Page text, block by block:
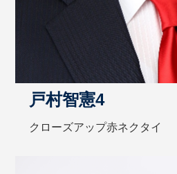
戸村智憲4
クローズアップ赤ネクタイ